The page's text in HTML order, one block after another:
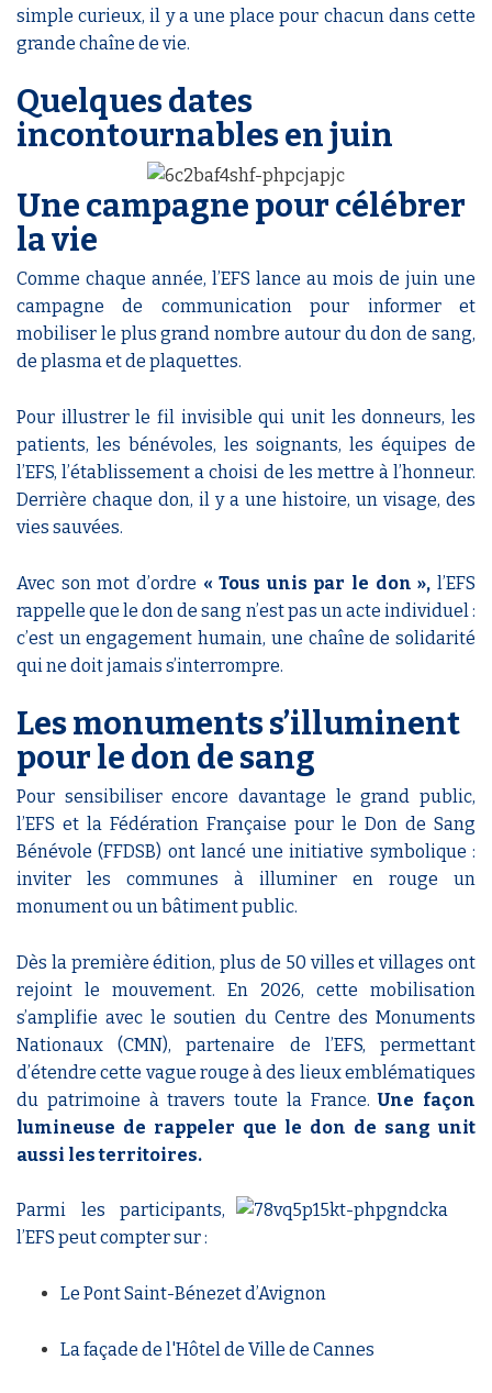
simple curieux, il y a une place pour chacun dans cette
grande chaîne de vie.
Quelques dates
incontournables en juin
Une campagne pour célébrer
la vie
Comme chaque année, l’EFS lance au mois de juin une
campagne de communication pour informer et
mobiliser le plus grand nombre autour du don de sang,
de plasma et de plaquettes.
Pour illustrer le fil invisible qui unit les donneurs, les
patients, les bénévoles, les soignants, les équipes de
l’EFS, l’établissement a choisi de les mettre à l’honneur.
Derrière chaque don, il y a une histoire, un visage, des
vies sauvées.
Avec son mot d’ordre « Tous unis par le don », l’EFS
rappelle que le don de sang n’est pas un acte individuel :
c’est un engagement humain, une chaîne de solidarité
qui ne doit jamais s’interrompre.
Les monuments s’illuminent
pour le don de sang
Pour sensibiliser encore davantage le grand public,
l’EFS et la Fédération Française pour le Don de Sang
Bénévole (FFDSB) ont lancé une initiative symbolique :
inviter les communes à illuminer en rouge un
monument ou un bâtiment public.
Dès la première édition, plus de 50 villes et villages ont
rejoint le mouvement. En 2026, cette mobilisation
s’amplifie avec le soutien du Centre des Monuments
Nationaux (CMN), partenaire de l’EFS, permettant
d’étendre cette vague rouge à des lieux emblématiques
du patrimoine à travers toute la France.Une façon
lumineuse de rappeler que le don de sang unit
aussi les territoires.
Parmi les participants,
l’EFS peut compter sur :
Le Pont Saint-Bénezet d’Avignon
La façade de l'Hôtel de Ville de Cannes